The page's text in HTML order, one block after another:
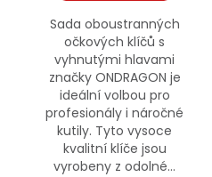
Sada oboustranných
očkových klíčů s
vyhnutými hlavami
značky ONDRAGON je
ideální volbou pro
profesionály i náročné
kutily. Tyto vysoce
kvalitní klíče jsou
vyrobeny z odolné...